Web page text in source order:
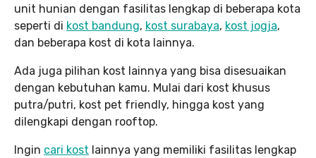
unit hunian dengan fasilitas lengkap di beberapa kota
seperti di kost bandung, kost surabaya, kost jogja,
dan beberapa kost di kota lainnya.
Ada juga pilihan kost lainnya yang bisa disesuaikan
dengan kebutuhan kamu. Mulai dari kost khusus
putra/putri, kost pet friendly, hingga kost yang
dilengkapi dengan rooftop.
Ingin cari kost lainnya yang memiliki fasilitas lengkap